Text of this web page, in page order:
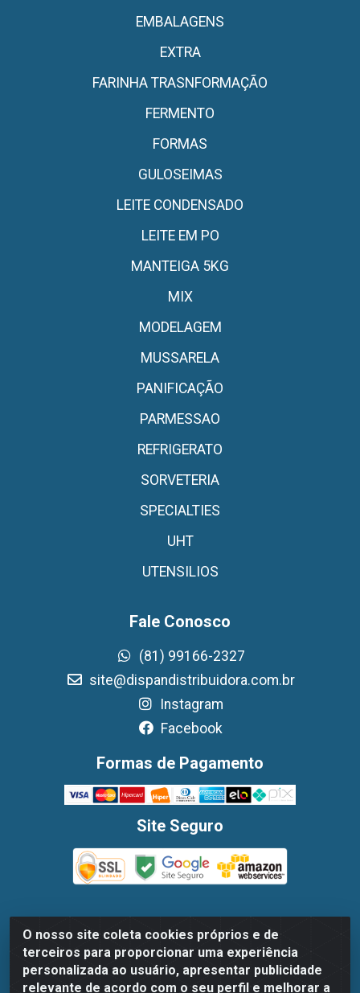
O nosso site coleta cookies próprios e de
terceiros para proporcionar uma experiência
personalizada ao usuário, apresentar publicidade
relevante de acordo com o seu perfil e melhorar a
EMBALAGENS
EXTRA
FARINHA TRASNFORMAÇÃO
FERMENTO
FORMAS
GULOSEIMAS
LEITE CONDENSADO
LEITE EM PO
MANTEIGA 5KG
MIX
MODELAGEM
MUSSARELA
PANIFICAÇÃO
PARMESSAO
REFRIGERATO
SORVETERIA
SPECIALTIES
UHT
UTENSILIOS
Fale Conosco
(81) 99166-2327
site@dispandistribuidora.com.br
Instagram
Facebook
Formas de Pagamento
Site Seguro
Dispan Distribuidora de Alimentos LTDA - Avenida
Marechal Mascarenhas De Moraes, 1048- Imbiribeira,
Recife/PE - CEP 51.170-000 - CNPJ 30.779.584/0003-78